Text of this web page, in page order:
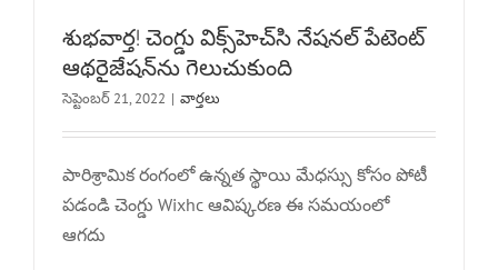
శుభవార్త! చెంగ్డు విక్స్‌హెచ్‌సి నేషనల్ పేటెంట్
ఆథరైజేషన్‌ను గెలుచుకుంది
సెప్టెంబర్ 21, 2022 | వార్తలు
పారిశ్రామిక రంగంలో ఉన్నత స్థాయి మేధస్సు కోసం పోటీ
పడండి చెంగ్డు Wixhc ఆవిష్కరణ ఈ సమయంలో
ఆగదు
అధికారిక ప్రకటన 丨 చెంగ్డు విక్స్‌హెచ్‌సి టెక్నాలజీ